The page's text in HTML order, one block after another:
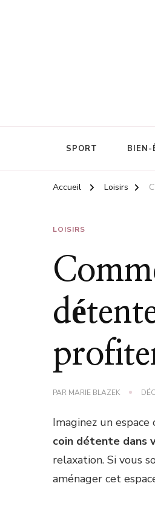
SPORT BIEN-
Accueil Loisirs
LOISIRS
PAR MARIE BLAZEK
Imaginez un
coin détente dans
relaxation. Si vous
aménager cet